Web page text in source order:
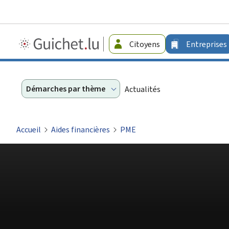
Guichet.lu
-
Citoyens Entreprises
Démarches par thème Actualités
Accueil Aides financières PME